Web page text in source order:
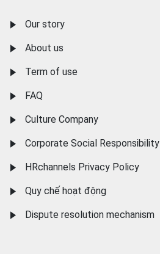
Our story
About us
Term of use
FAQ
Culture Company
Corporate Social Responsibility
HRchannels Privacy Policy
Quy chế hoạt động
Dispute resolution mechanism